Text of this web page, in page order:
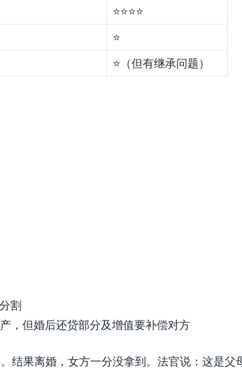
⭐⭐⭐⭐
⭐
⭐（但有继承问题）
割
，但婚后还贷部分及增值要补偿对方
结果离婚，女方一分没拿到。法官说：这是父